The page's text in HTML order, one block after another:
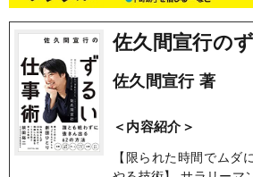
佐久間宣行の
佐久間宣行 著
＜内容紹介＞
【限られた時間でムダ